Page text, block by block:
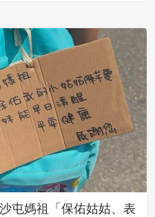
屯媽祖「保佑姑姑、表